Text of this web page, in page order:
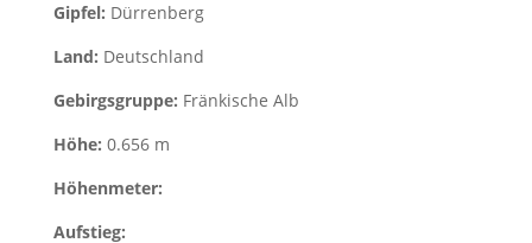
Gipfel: Dürrenberg
Land: Deutschland
Gebirgsgruppe: Fränkische Alb
Höhe: 0.656 m
Höhenmeter:
Aufstieg: